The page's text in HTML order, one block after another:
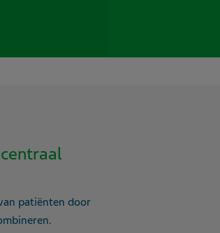
patiënten door